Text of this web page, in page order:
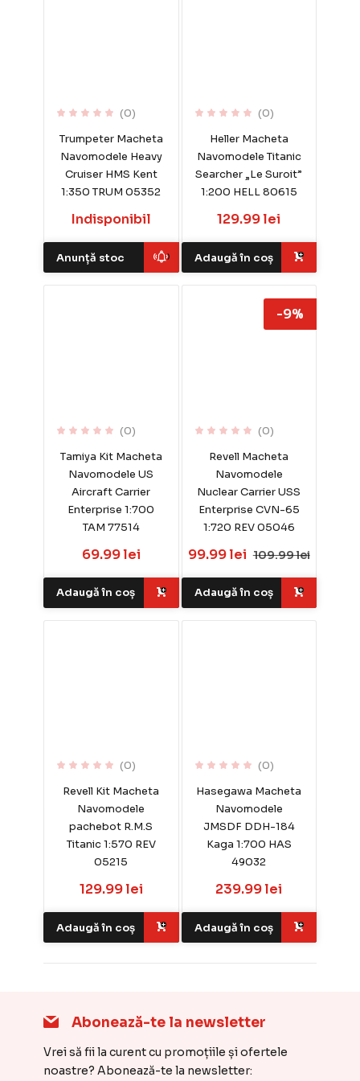
(0)
Trumpeter Macheta
Navomodele Heavy
Cruiser HMS Kent
1:350 TRUM 05352
Indisponibil
Anunță stoc
(0)
Heller Macheta
Navomodele Titanic
Searcher „Le Suroit”
1:200 HELL 80615
129.99 lei
Adaugă în coș
(0)
Tamiya Kit Macheta
Navomodele US
Aircraft Carrier
Enterprise 1:700
TAM 77514
69.99 lei
Adaugă în coș
(0)
Revell Macheta
Navomodele
Nuclear Carrier USS
Enterprise CVN-65
1:720 REV 05046
99.99 lei 109.99 lei
-9%
Adaugă în coș
(0)
Revell Kit Macheta
Navomodele
pachebot R.M.S
Titanic 1:570 REV
05215
129.99 lei
Adaugă în coș
(0)
Hasegawa Macheta
Navomodele
JMSDF DDH-184
Kaga 1:700 HAS
49032
239.99 lei
Adaugă în coș
Abonează-te la newsletter
Vrei să fii la curent cu promoțiile și ofertele
noastre? Abonează-te la newsletter: